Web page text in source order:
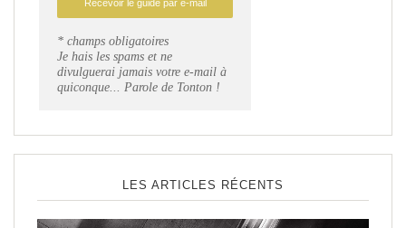
* champs obligatoires
Je hais les spams et ne
divulguerai jamais votre e-mail à
quiconque... Parole de Tonton !
LES ARTICLES RÉCENTS